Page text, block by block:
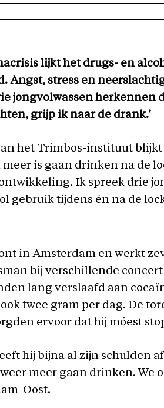
lijkt het drugs- en
Angst, stress en
jongvolwassen herkennen
grijp ik naar de drank.’
het Trimbos-instituut blijkt
is gaan drinken na de
Ik spreek drie
gebruik tijdens én na de
in Amsterdam en werkt
bij verschillende
lang verslaafd aan
twee gram per dag. De
ervoor dat hij móest
hij bijna al zijn schulden
meer gaan drinken. We
Oost.